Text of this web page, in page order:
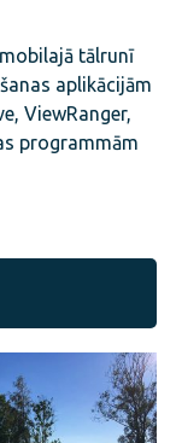
tālrunī
aplikācijām
ViewRanger,
programmām